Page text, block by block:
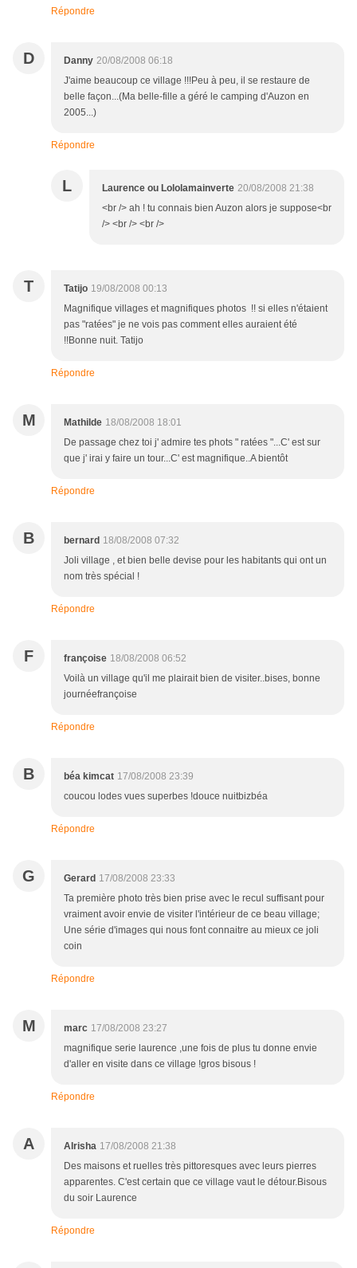
Répondre
D Danny 20/08/2008 06:18
J'aime beaucoup ce village !!!Peu à peu, il se restaure de
belle façon...(Ma belle-fille a géré le camping d'Auzon en
2005...)
Répondre
L Laurence ou Lololamainverte 20/08/2008 21:38
<br /> ah ! tu connais bien Auzon alors je suppose<br
/> <br /> <br />
T Tatijo 19/08/2008 00:13
Magnifique villages et magnifiques photos !! si elles n'étaient
pas "ratées" je ne vois pas comment elles auraient été
!!Bonne nuit. Tatijo
Répondre
M Mathilde 18/08/2008 18:01
De passage chez toi j' admire tes phots " ratées "...C' est sur
que j' irai y faire un tour...C' est magnifique..A bientôt
Répondre
B bernard 18/08/2008 07:32
Joli village , et bien belle devise pour les habitants qui ont un
nom très spécial !
Répondre
F françoise 18/08/2008 06:52
Voilà un village qu'il me plairait bien de visiter..bises, bonne
journéefrançoise
Répondre
B béa kimcat 17/08/2008 23:39
coucou lodes vues superbes !douce nuitbizbéa
Répondre
G Gerard 17/08/2008 23:33
Ta première photo très bien prise avec le recul suffisant pour
vraiment avoir envie de visiter l'intérieur de ce beau village;
Une série d'images qui nous font connaitre au mieux ce joli
coin
Répondre
M marc 17/08/2008 23:27
magnifique serie laurence ,une fois de plus tu donne envie
d'aller en visite dans ce village !gros bisous !
Répondre
A Alrisha 17/08/2008 21:38
Des maisons et ruelles très pittoresques avec leurs pierres
apparentes. C'est certain que ce village vaut le détour.Bisous
du soir Laurence
Répondre